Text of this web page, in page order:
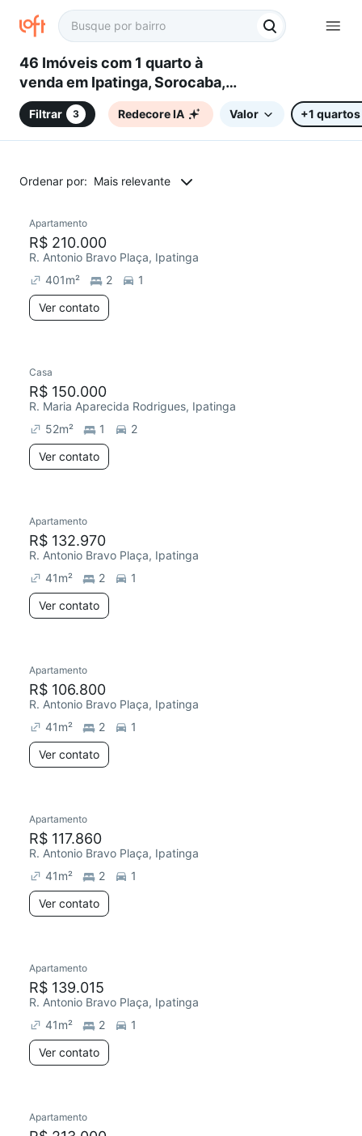
46 Imóveis com 1 quarto à
venda em Ipatinga, Sorocaba,
SP
Filtrar 3 Redecore IA Valor +1 quartos
Ordenar por: Mais relevante
Chegou este mês
Apartamento
R$ 210.000
R. Antonio Bravo Plaça, Ipatinga
401m² 2
1
Ver contato
Casa
R$ 150.000
R. Maria Aparecida Rodrigues, Ipatinga
52m² 1
2
Ver contato
Chegou há 4 dias
Apartamento
R$ 132.970
R. Antonio Bravo Plaça, Ipatinga
41m² 2
1
Ver contato
Chegou há 4 dias
Apartamento
R$ 106.800
R. Antonio Bravo Plaça, Ipatinga
41m² 2
1
Ver contato
Chegou há 5 dias
Apartamento
R$ 117.860
R. Antonio Bravo Plaça, Ipatinga
41m² 2
1
Ver contato
Chegou este mês
Apartamento
R$ 139.015
R. Antonio Bravo Plaça, Ipatinga
41m² 2
1
Ver contato
Redecorar
Apartamento